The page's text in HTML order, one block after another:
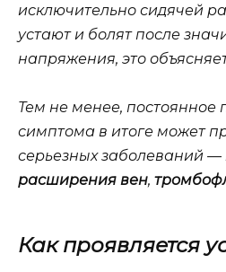
исключительно сидячей
устают и болят после
напряжения, это
Тем не менее, постоянное
симптома в итоге может
серьезных заболеваний —
расширения вен,
Как проявляется